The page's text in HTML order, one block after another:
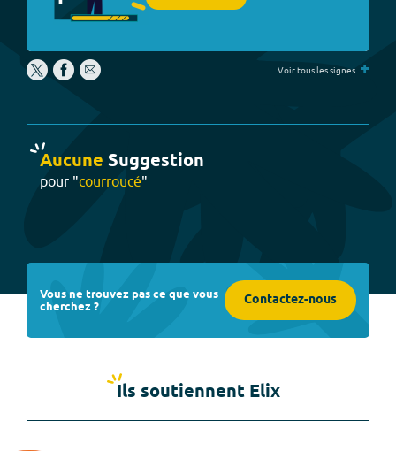
Voir tous les signes +
Aucune Suggestion
pour "courroucé"
Vous ne trouvez pas ce que vous
cherchez ? Contactez-nous
Ils soutiennent Elix